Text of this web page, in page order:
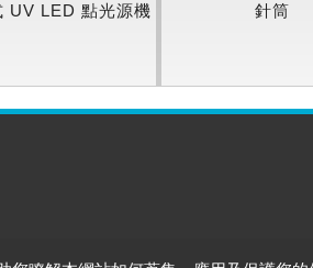
UV LED 點光源機 針筒